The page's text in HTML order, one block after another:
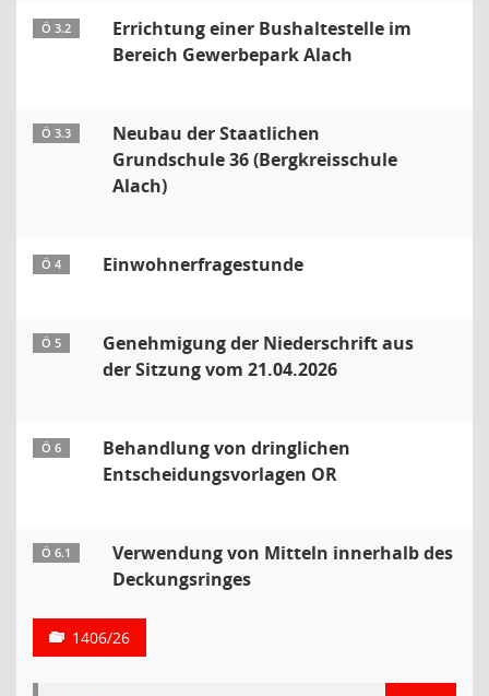
Ö 3.2
Errichtung einer Bushaltestelle im
Bereich Gewerbepark Alach
Ö 3.3
Neubau der Staatlichen
Grundschule 36 (Bergkreisschule
Alach)
Ö 4 Einwohnerfragestunde
Ö 5
Genehmigung der Niederschrift aus
der Sitzung vom 21.04.2026
Ö 6
Behandlung von dringlichen
Entscheidungsvorlagen OR
Ö 6.1
Verwendung von Mitteln innerhalb des
Deckungsringes
1406/26